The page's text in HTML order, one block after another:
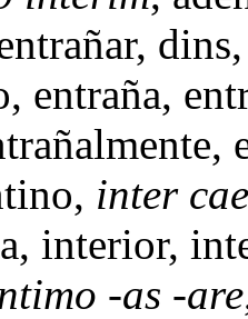
dins
, entraña,
, inter
, interior,
-as -are